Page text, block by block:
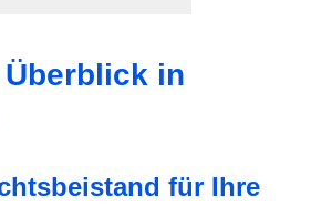
in
für Ihre